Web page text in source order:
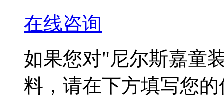
在线咨询
如果您对"尼尔斯嘉童
料，请在下方填写您